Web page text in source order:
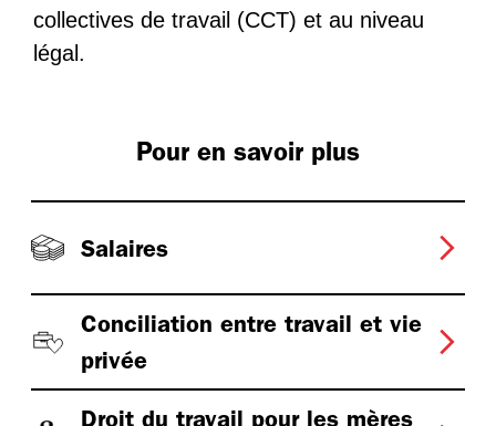
collectives de travail (CCT) et au niveau
légal.
Pour en savoir plus
Salaires
Conciliation entre travail et vie
privée
Droit du travail pour les mères